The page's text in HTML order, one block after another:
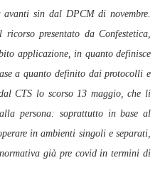
sin dal DPCM di novembre.
presentato da Confestetica,
applicazione, in quanto definisce
a quanto definito dai protocolli e
CTS lo scorso 13 maggio, che li
persona: soprattutto in base al
in ambienti singoli e separati,
già pre covid in termini di